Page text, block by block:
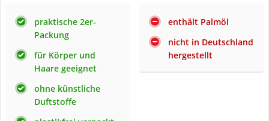
praktische 2er-
Packung
für Körper und
Haare geeignet
ohne künstliche
Duftstoffe
enthält Palmöl
nicht in Deutschland
hergestellt